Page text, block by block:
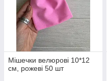
Мішечки велюрові 10*12
см, рожеві 50 шт